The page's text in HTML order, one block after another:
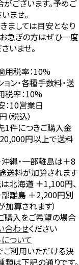
ございます。予めご
ませ。
ましては目安となり
お急ぎの方はぜひ一度
いませ。
用税率：10%
ン・各種手数料・送
税率：10%
：10営業日
（税込）
1件につきご購入金
円以上で送料
沖縄・一部離島は＋8
送料が加算されます
は北海道 ＋1,100円、
部離島 ＋2,200円別
算されます）
購入をご希望の場合
合わせください
ついて
ご利用いただける決
は下記の通りです。